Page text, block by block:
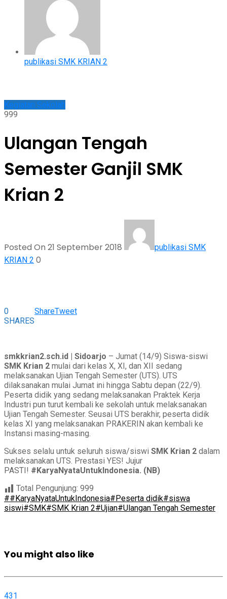
publikasi SMK KRIAN 2
Kegiatan Sekolah
999
Ulangan Tengah
Semester Ganjil SMK
Krian 2
Posted On 21 September 2018
publikasi SMK
KRIAN 2 0
0
SHARES
ShareTweet
smkkrian2.sch.id | Sidoarjo – Jumat (14/9) Siswa-siswi
SMK Krian 2 mulai dari kelas X, XI, dan XII sedang
melaksanakan Ujian Tengah Semester (UTS). UTS
dilaksanakan mulai Jumat ini hingga Sabtu depan (22/9).
Peserta didik yang sedang melaksanakan Praktek Kerja
Industri pun turut kembali ke sekolah untuk melaksanakan
Ujian Tengah Semester. Seusai UTS berakhir, peserta didik
kelas XI yang melaksanakan PRAKERIN akan kembali ke
Instansi masing-masing.
Sukses selalu untuk seluruh siswa/siswi SMK Krian 2 dalam
melaksanakan UTS. Prestasi YES! Jujur
PASTI! #KaryaNyataUntukIndonesia. (NB)
Total Pengunjung: 999
##KaryaNyataUntukIndonesia#Peserta didik#siswa
siswi#SMK#SMK Krian 2#Ujian#Ulangan Tengah Semester
You might also like
431